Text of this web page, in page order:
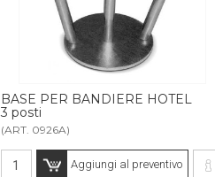
BASE PER BANDIERE HOTEL
3 posti
(ART. 0926A)
Aggiungi al preventivo